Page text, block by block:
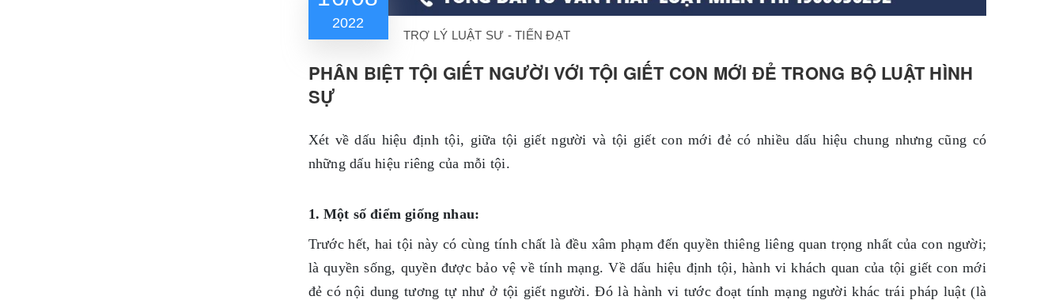
2022
TRỢ LÝ LUẬT SƯ - TIẾN ĐẠT
PHÂN BIỆT TỘI GIẾT NGƯỜI VỚI TỘI GIẾT CON MỚI ĐẺ TRONG BỘ LUẬT HÌNH
SỰ
Xét về dấu hiệu định tội, giữa tội giết người và tội giết con mới đẻ có nhiều dấu hiệu chung nhưng cũng có
những dấu hiệu riêng của mỗi tội.
1. Một số điểm giống nhau:
Trước hết, hai tội này có cùng tính chất là đều xâm phạm đến quyền thiêng liêng quan trọng nhất của con người;
là quyền sống, quyền được bảo vệ về tính mạng. Về dấu hiệu định tội, hành vi khách quan của tội giết con mới
đẻ có nội dung tương tự như ở tội giết người. Đó là hành vi tước đoạt tính mạng người khác trái pháp luật (là